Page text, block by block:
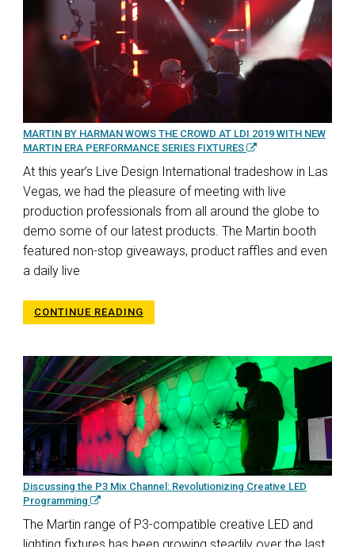
MARTIN BY HARMAN WOWS THE CROWD AT LDI 2019 WITH NEW
MARTIN ERA PERFORMANCE SERIES FIXTURES
At this year’s Live Design International tradeshow in Las
Vegas, we had the pleasure of meeting with live
production professionals from all around the globe to
demo some of our latest products. The Martin booth
featured non-stop giveaways, product raffles and even
a daily live
CONTINUE READING
Discussing the P3 Mix Channel: Revolutionizing Creative LED
Programming
The Martin range of P3-compatible creative LED and